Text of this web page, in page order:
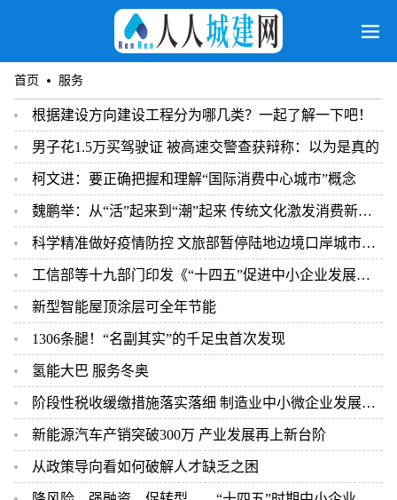
首页 服务
根据建设方向建设工程分为哪几类？一起了解一下吧！
男子花1.5万买驾驶证 被高速交警查获辩称：以为是真的
柯文进：要正确把握和理解“国际消费中心城市”概念
魏鹏举：从“活”起来到“潮”起来 传统文化激发消费新活力
科学精准做好疫情防控 文旅部暂停陆地边境口岸城市跨省团队旅游
工信部等十九部门印发《“十四五”促进中小企业发展规划》
新型智能屋顶涂层可全年节能
1306条腿！“名副其实”的千足虫首次发现
氢能大巴 服务冬奥
阶段性税收缓缴措施落实落细 制造业中小微企业发展后劲足
新能源汽车产销突破300万 产业发展再上新台阶
从政策导向看如何破解人才缺乏之困